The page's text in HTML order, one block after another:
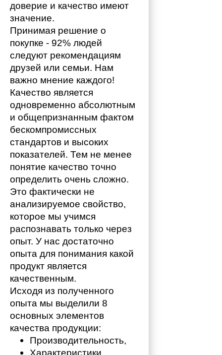
доверие и качество имеют
значение.
Принимая решение о
покупке - 92% людей
следуют рекомендациям
друзей или семьи. Нам
важно мнение каждого!
Качество является
одновременно абсолютным
и общепризнанным фактом
бескомпромиссных
стандартов и высоких
показателей. Тем не менее
понятие качество точно
определить очень сложно.
Это фактически не
анализируемое свойство,
которое мы учимся
распознавать только через
опыт. У нас достаточно
опыта для понимания какой
продукт является
качественным.
Исходя из полученного
опыта мы выделили 8
основных элементов
качества продукции:
Производительность,
Характеристики,